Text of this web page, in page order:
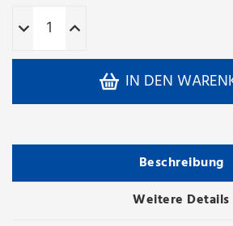
IN DEN
Beschreibung
Weitere Details